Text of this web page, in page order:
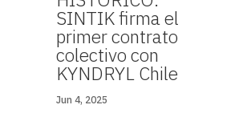
SINTIK firma el
primer contrato
colectivo con
KYNDRYL Chile
Jun 4, 2025